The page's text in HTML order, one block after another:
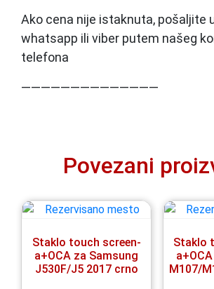
Ako cena nije istaknuta, pošaljite
whatsapp ili viber putem našeg
telefona
——————————————
Povezani
Staklo touch screen-
a+OCA za Samsung
J530F/J5 2017 crno
Staklo
M107/